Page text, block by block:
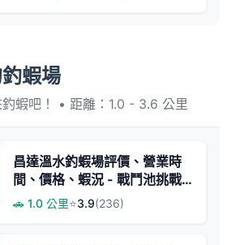
蝦場
蝦吧！ • 距離：1.0 - 3.6 公里
昌達溫水釣蝦場評價、營業時
間、價格、蝦況 - 戰鬥池挑戰
與親子快炒體驗
🚗 1.0 公里⭐3.9(236)